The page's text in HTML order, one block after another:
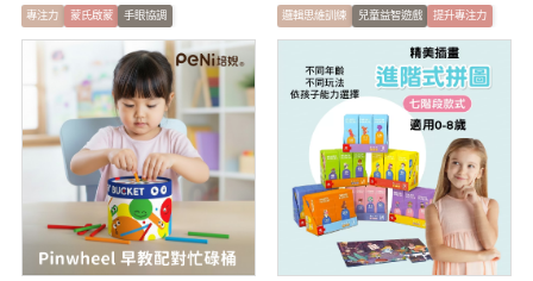
專注力 蒙氏啟蒙 手眼協調 邏輯思維訓練 兒童益智遊戲 提升專注力